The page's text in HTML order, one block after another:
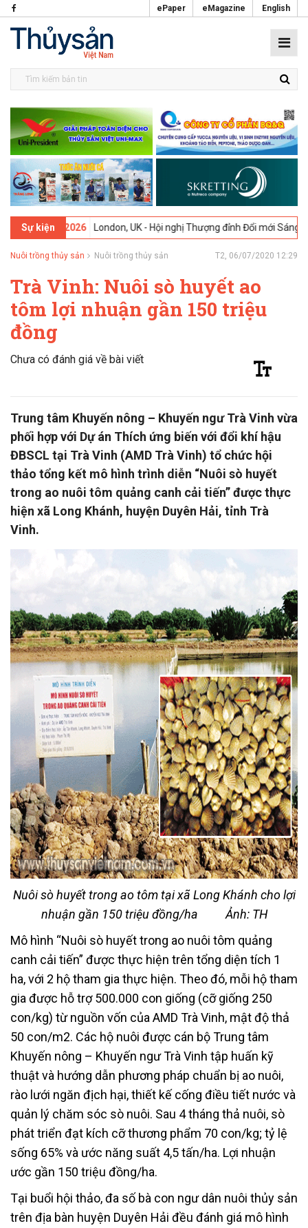
ePaper eMagazine English
Sự kiện
02-2026 London, UK - Hội nghị Thượng đỉnh Đổi mới Sáng tạo
Nuôi trồng thủy sản Nuôi trồng thủy sản T2, 06/07/2020 12:29
Trà Vinh: Nuôi sò huyết ao
tôm lợi nhuận gần 150 triệu
đồng
Chưa có đánh giá về bài viết
Trung tâm Khuyến nông – Khuyến ngư Trà Vinh vừa
phối hợp với Dự án Thích ứng biến với đổi khí hậu
ĐBSCL tại Trà Vinh (AMD Trà Vinh) tổ chức hội
thảo tổng kết mô hình trình diễn “Nuôi sò huyết
trong ao nuôi tôm quảng canh cải tiến” được thực
hiện xã Long Khánh, huyện Duyên Hải, tỉnh Trà
Vinh.
Nuôi sò huyết trong ao tôm tại xã Long Khánh cho lợi
nhuận gần 150 triệu đồng/ha Ảnh: TH
Mô hình “Nuôi sò huyết trong ao nuôi tôm quảng
canh cải tiến” được thực hiện trên tổng diện tích 1
ha, với 2 hộ tham gia thực hiện. Theo đó, mỗi hộ tham
gia được hỗ trợ 500.000 con giống (cỡ giống 250
con/kg) từ nguồn vốn của AMD Trà Vinh, mật độ thả
50 con/m2. Các hộ nuôi được cán bộ Trung tâm
Khuyến nông – Khuyến ngư Trà Vinh tập huấn kỹ
thuật và hướng dẫn phương pháp chuẩn bị ao nuôi,
rào lưới ngăn địch hại, thiết kế cống điều tiết nước và
quản lý chăm sóc sò nuôi. Sau 4 tháng thả nuôi, sò
phát triển đạt kích cỡ thương phẩm 70 con/kg; tỷ lệ
sống 65% và ước năng suất 4,5 tấn/ha. Lợi nhuận
ước gần 150 triệu đồng/ha.
Tại buổi hội thảo, đa số bà con ngư dân nuôi thủy sản
trên địa bàn huyện Duyên Hải đều đánh giá mô hình